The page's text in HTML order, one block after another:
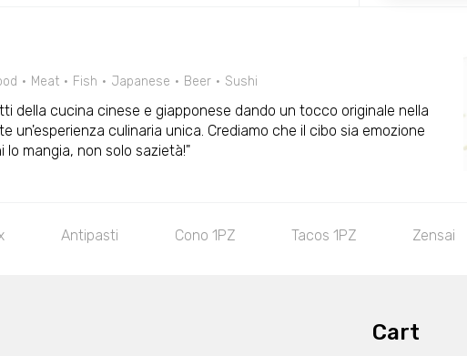
Meat Fish Japanese Beer Sushi
della cucina cinese e giapponese dando un tocco originale nella
un'esperienza culinaria unica. Crediamo che il cibo sia emozione
mangia, non solo sazietà!"
Antipasti Cono 1PZ Tacos 1PZ Zensai
Cart